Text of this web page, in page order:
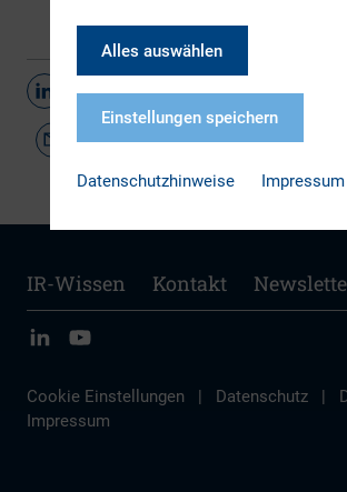
Teilen
IR-Wissen Kontakt
Cookie Einstellungen | Datenschutz |
Impressum
Alles auswählen
Einstellungen speichern
Datenschutzhinweise Impressum